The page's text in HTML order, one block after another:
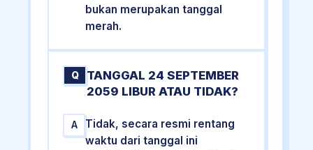
bukan merupakan tanggal
merah.
Q
TANGGAL 24 SEPTEMBER
2059 LIBUR ATAU TIDAK?
A
Tidak, secara resmi rentang
waktu dari tanggal ini